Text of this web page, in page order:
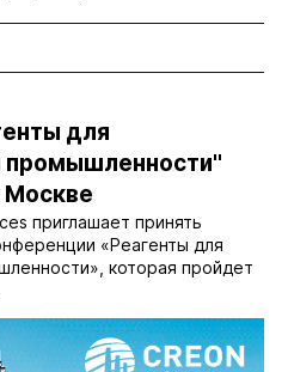
для
Москве
приглашает принять
«Реагенты для
которая пройдет